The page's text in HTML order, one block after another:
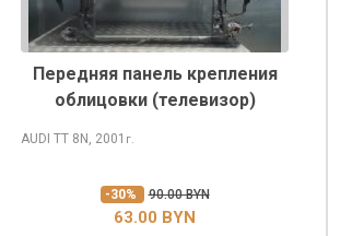
Передняя панель крепления
облицовки (телевизор)
AUDI TT 8N, 2001 г.
-30% 90.00 BYN
63.00 BYN